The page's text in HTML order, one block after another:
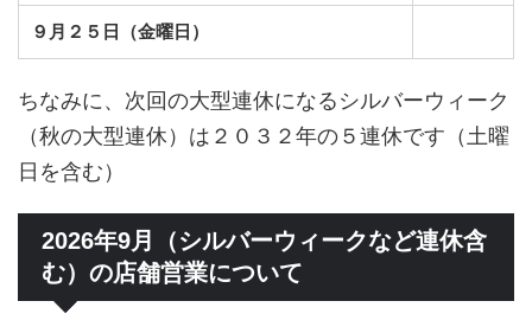
９月２５日（金曜日）
ちなみに、次回の大型連休になるシルバーウィーク
（秋の大型連休）は２０３２年の５連休です（土曜
日を含む）
2026年9月（シルバーウィークなど連休含
む）の店舗営業について